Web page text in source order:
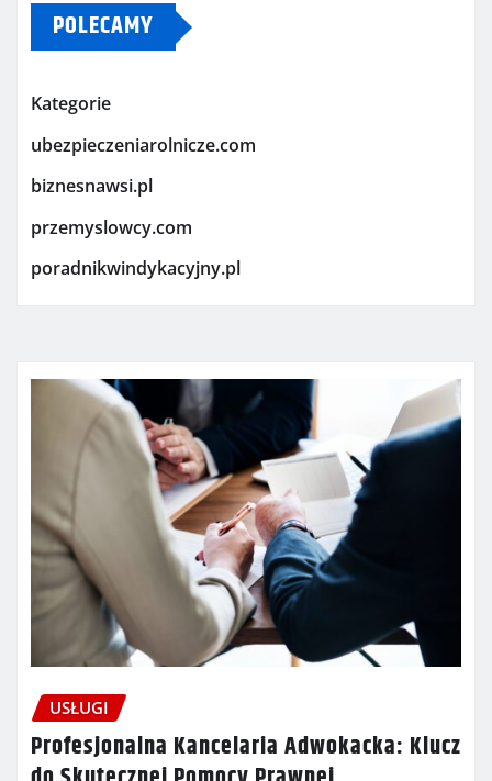
POLECAMY
Kategorie
ubezpieczeniarolnicze.com
biznesnawsi.pl
przemyslowcy.com
poradnikwindykacyjny.pl
USŁUGI
Profesjonalna Kancelaria Adwokacka: Klucz